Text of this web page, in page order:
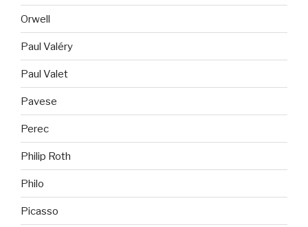
Orwell
Paul Valéry
Paul Valet
Pavese
Perec
Philip Roth
Philo
Picasso